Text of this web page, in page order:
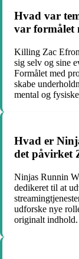
Hvad var
var formålet
Killing Zac Efron
sig selv og sine
Formålet med
skabe
mental og
Hvad er
det påvirket
Ninjas Runnin
dedikeret til at
udforske nye
originalt indhold.